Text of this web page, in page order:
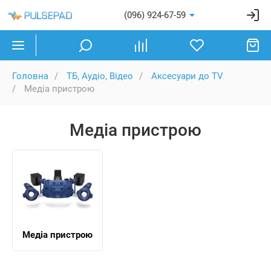
(096) 924-67-59
Головна ТБ, Аудіо, Відео
Аксесуари до TV
Медіа пристрою
Медіа пристрою
Медіа пристрою